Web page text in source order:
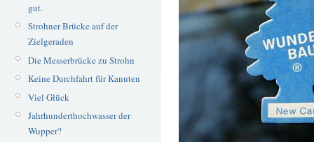
gut.
Strohner Brücke auf der
Zielgeraden
Die Messerbrücke zu Strohn
Keine Durchfahrt für Kanuten
Viel Glück
Jahrhunderthochwasser der
Wupper?